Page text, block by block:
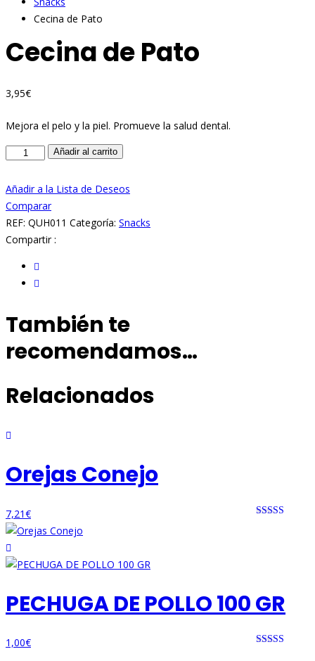
Cecina de Pato
Cecina de Pato
3,95€
Mejora el pelo y la piel. Promueve la salud dental.
Cecina
Pato
cantidad
Añadir al carrito
Añadir a la Lista de Deseos
Comparar
REF: QUH011 Categoría: Snacks
Compartir :
También te
recomendamos…
Relacionados
Orejas Conejo
7,21€
PECHUGA DE POLLO 100 GR
1,00€